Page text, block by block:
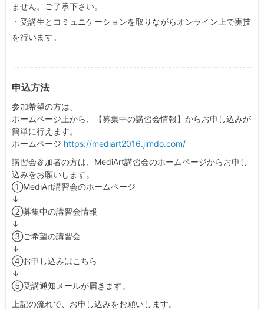
ません。ご了承下さい。
・受講生とコミュニケーションを取りながらオンライン上で実技
を行います。
申込方法
参加希望の方は、
ホームページ上から、【募集中の講習会情報】からお申し込みが
簡単に行えます。
ホームページ https://mediart2016.jimdo.com/
講習会参加者の方は、MediArt講習会のホームページからお申し
込みをお願いします。
①MediArt講習会のホームページ
↓
②募集中の講習会情報
↓
③ご希望の講習会
↓
④お申し込みはこちら
↓
⑤受講通知メールが届きます。
上記の流れで、お申し込みをお願いします。